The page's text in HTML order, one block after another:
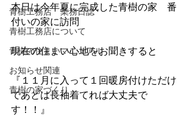
青樹工務店 業務日誌
青樹工務店について
青樹の住まいマニュアル
お知らせ関連
青樹の家づくり
本日は今年夏に完成した青樹の家　番
付いの家に訪問
現在の住まい心地をお聞きすると
『１１月に入って１回暖房付けただけ
であとは長袖着てれば大丈夫で
す！！』